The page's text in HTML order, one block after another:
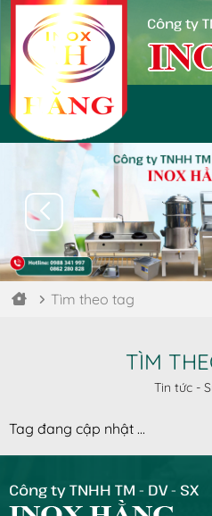
Công ty
Tìm theo tag
TÌM
Tin tức -
Tag đang cập nhật ...
Công ty TNHH TM - DV - SX